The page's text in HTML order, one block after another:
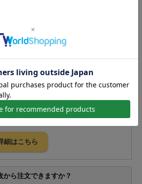
ビュー一覧はこちら
質問
な種類や用途がありますか？
トート、大容量タイプや保冷袋まで幅
細はこちら
から注文できますか？